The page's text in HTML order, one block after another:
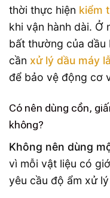
thời thực hiện kiểm
khi vận hành dài. Ở
bất thường của
cần xử lý dầu máy
để bảo vệ động cơ
Có nên dùng cồn,
không?
Không nên dùng
vì mỗi vật liệu có
yêu cầu độ ẩm xử